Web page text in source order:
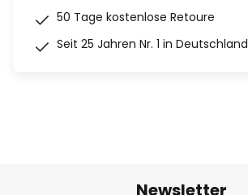
50 Tage kostenlose Retoure
Seit 25 Jahren Nr. 1 in Deutschland
Newsletter